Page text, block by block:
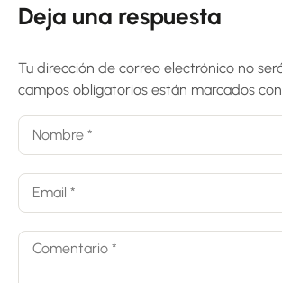
Deja una respuesta
Tu dirección de correo electrónico no
campos obligatorios están marcados con